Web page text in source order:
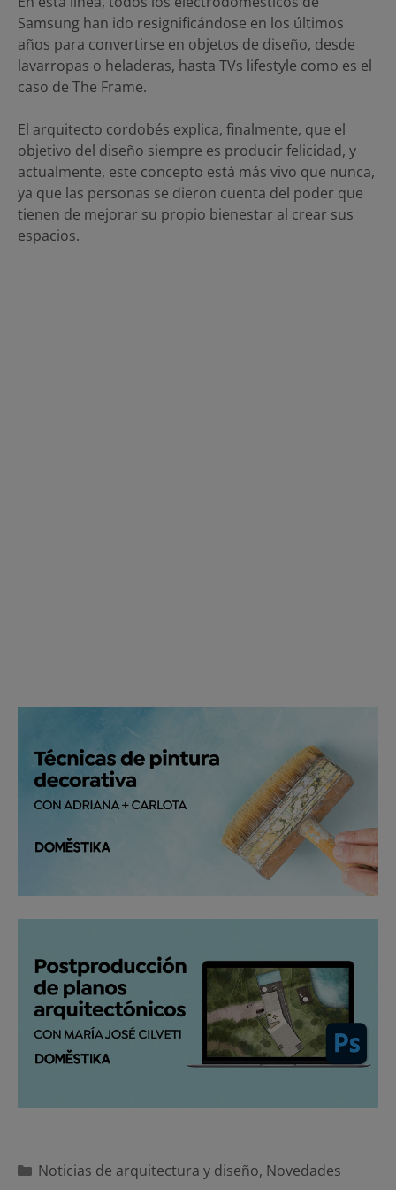
Samsung han ido resignificándose en los últimos
años para convertirse en objetos de diseño, desde
lavarropas o heladeras, hasta TVs lifestyle como es el
caso de The Frame.
El arquitecto cordobés explica, finalmente, que el
objetivo del diseño siempre es producir felicidad, y
actualmente, este concepto está más vivo que nunca,
ya que las personas se dieron cuenta del poder que
tienen de mejorar su propio bienestar al crear sus
espacios.
Categorías
Noticias de arquitectura y diseño, Novedades